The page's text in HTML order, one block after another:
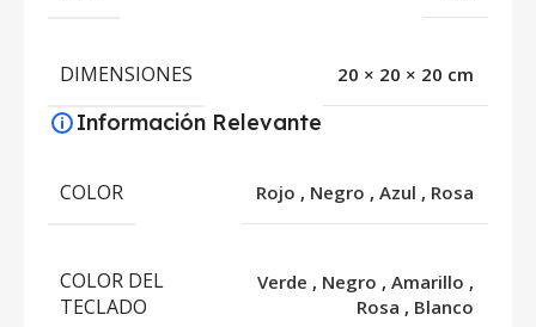
DIMENSIONES 20 × 20 × 20 cm
Información Relevante
COLOR Rojo , Negro , Azul , Rosa
COLOR DEL
TECLADO
Verde , Negro , Amarillo ,
Rosa , Blanco